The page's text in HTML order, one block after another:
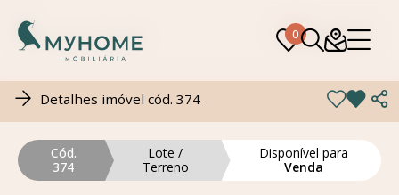
0
0
Detalhes imóvel cód. 374
Cód.
374
Lote /
Terreno
Disponível para
Venda